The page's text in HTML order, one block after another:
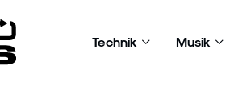
Technik Musik